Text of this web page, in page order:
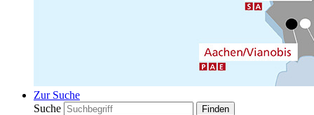
Zur Suche
Suche